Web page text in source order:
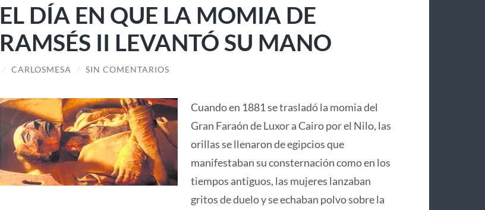
EL DÍA EN QUE LA MOMIA DE
RAMSÉS II LEVANTÓ SU MANO
/ CARLOSMESA / SIN COMENTARIOS
Cuando en 1881 se trasladó la momia del
Gran Faraón de Luxor a Cairo por el Nilo, las
orillas se llenaron de egipcios que
manifestaban su consternación como en los
tiempos antiguos, las mujeres lanzaban
gritos de duelo y se echaban polvo sobre la